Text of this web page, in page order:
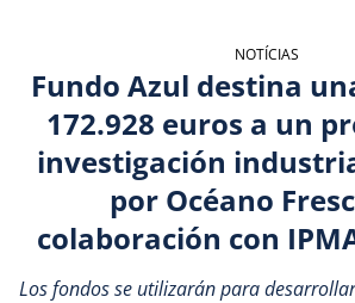
NOTÍCIAS
Fundo Azul destina
172.928 euros a un
investigación
por Océano
colaboración con
Los fondos se utilizarán para